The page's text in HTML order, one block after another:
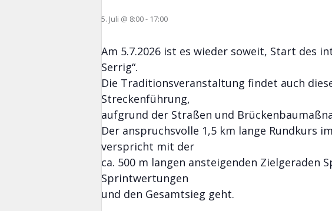
5. Juli @ 8:00- 17:00
Am 5.7.2026 ist es wieder soweit, Start des
Serrig“.
Die Traditionsveranstaltung findet auch
Streckenführung,
aufgrund der Straßen und
Der anspruchsvolle 1,5 km lange Rundkurs
verspricht mit der
ca. 500 m langen ansteigenden Zielgeraden
Sprintwertungen
und den Gesamtsieg geht.